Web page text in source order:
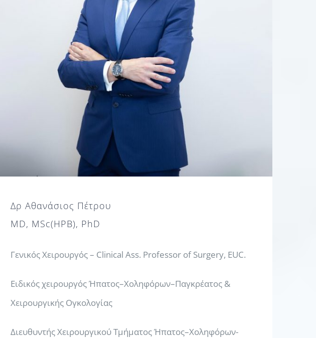
Δρ Αθανάσιος Πέτρου
MD, MSc(HPB), PhD
Γενικός Χειρουργός – Clinical Ass. Professor of Surgery, EUC.
Ειδικός χειρουργός Ήπατος–Χοληφόρων–Παγκρέατος &
Χειρουργικής Ογκολογίας
Διευθυντής Χειρουργικού Τμήματος Ήπατος–Χοληφόρων-